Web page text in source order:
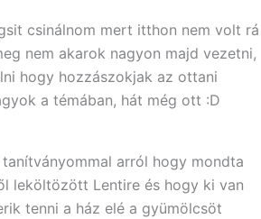
csinálnom mert itthon nem volt rá
nem akarok nagyon majd vezetni,
hogy hozzászokjak az ottani
a témában, hát még ott :D
arról hogy mondta
leköltözött Lentire és hogy ki van
tenni a ház elé a gyümölcsöt